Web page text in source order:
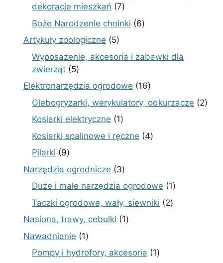
dekoracje mieszkań 77
produktów
Boże Narodzenie choinki 66
Artykuły zoologiczne 55
produktów
Wyposażenie, akcesoria i zabawki dla
zwierząt 55
produktów
Elektronarzędzia ogrodowe 1616
produktów
Glebogryzarki, werykulatory, odkurzacze 22
Kosiarki elektryczne 11
produkt
Kosiarki spalinowe i ręczne 44
Pilarki 99
produktów
Narzędzia ogrodnicze 33
produkty
Duże i małe narzędzia ogrodowe 11
Taczki ogrodowe, wały, siewniki 22
Nasiona, trawy, cebulki 11
Nawadnianie 11
produkt
Pompy i hydrofory, akcesoria 11